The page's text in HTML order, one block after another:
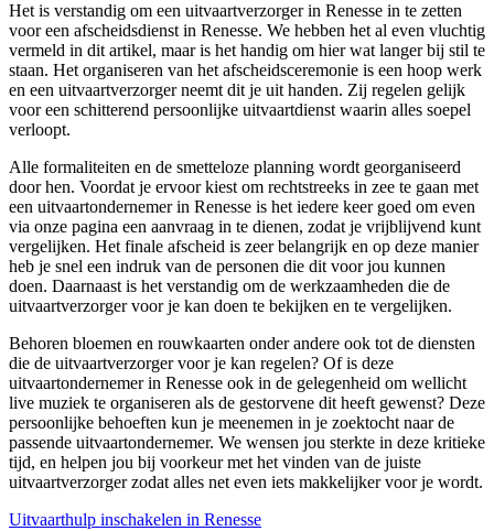
Het is verstandig om een uitvaartverzorger in Renesse in te zetten
voor een afscheidsdienst in Renesse. We hebben het al even vluchtig
vermeld in dit artikel, maar is het handig om hier wat langer bij stil te
staan. Het organiseren van het afscheidsceremonie is een hoop werk
en een uitvaartverzorger neemt dit je uit handen. Zij regelen gelijk
voor een schitterend persoonlijke uitvaartdienst waarin alles soepel
verloopt.
Alle formaliteiten en de smetteloze planning wordt georganiseerd
door hen. Voordat je ervoor kiest om rechtstreeks in zee te gaan met
een uitvaartondernemer in Renesse is het iedere keer goed om even
via onze pagina een aanvraag in te dienen, zodat je vrijblijvend kunt
vergelijken. Het finale afscheid is zeer belangrijk en op deze manier
heb je snel een indruk van de personen die dit voor jou kunnen
doen. Daarnaast is het verstandig om de werkzaamheden die de
uitvaartverzorger voor je kan doen te bekijken en te vergelijken.
Behoren bloemen en rouwkaarten onder andere ook tot de diensten
die de uitvaartverzorger voor je kan regelen? Of is deze
uitvaartondernemer in Renesse ook in de gelegenheid om wellicht
live muziek te organiseren als de gestorvene dit heeft gewenst? Deze
persoonlijke behoeften kun je meenemen in je zoektocht naar de
passende uitvaartondernemer. We wensen jou sterkte in deze kritieke
tijd, en helpen jou bij voorkeur met het vinden van de juiste
uitvaartverzorger zodat alles net even iets makkelijker voor je wordt.
Uitvaarthulp inschakelen in Renesse